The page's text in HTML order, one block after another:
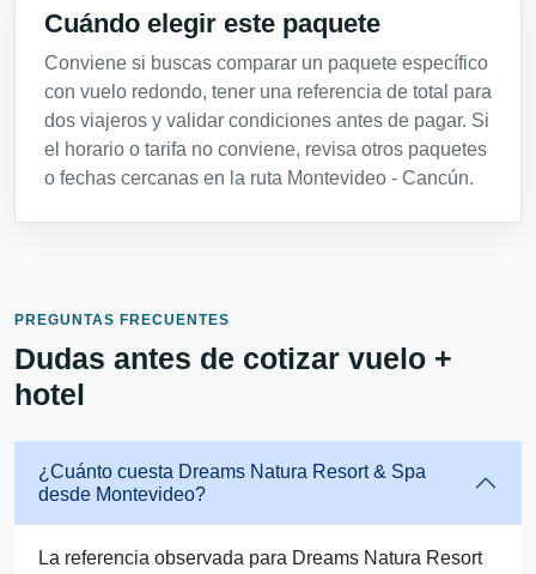
Cuándo elegir este paquete
Conviene si buscas comparar un paquete específico
con vuelo redondo, tener una referencia de total para
dos viajeros y validar condiciones antes de pagar. Si
el horario o tarifa no conviene, revisa otros paquetes
o fechas cercanas en la ruta Montevideo - Cancún.
PREGUNTAS FRECUENTES
Dudas antes de cotizar vuelo +
hotel
¿Cuánto cuesta Dreams Natura Resort & Spa
desde Montevideo?
La referencia observada para Dreams Natura Resort